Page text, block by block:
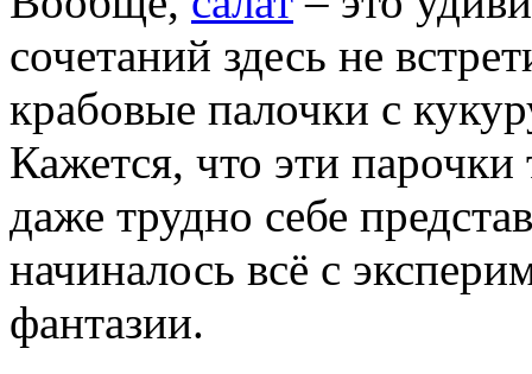
сочетаний здесь не
крабовые палочки с
Кажется, что эти парочки
даже трудно себе
начиналось всё с
фантазии.